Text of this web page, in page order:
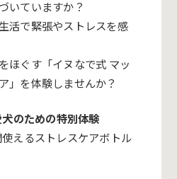
いていますか？
活で緊張やストレスを感
ほぐす「イヌなで式 マッ
」を体験しませんか？
のための特別体験
えるストレスケアボトル